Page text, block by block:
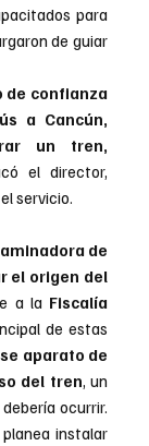
para
de guiar
de confianza
a Cancún,
un tren,
el director,
servicio.
de
el origen del
a la Fiscalía
de estas
aparato de
del tren, un
ocurrir.
instalar